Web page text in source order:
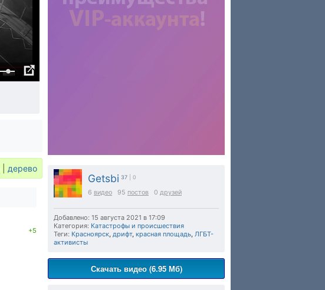
Getsbi 37 | 0
6 видео 95 постов 0 друзей
Добавлено: 15 августа 2021 в 17:09
Категория: Катастрофы и происшествия
Теги: Красноярск, дрифт, красная площадь, ЛГБТ-
активисты
Скачать видео (6.95 Мб)
дерево
+5